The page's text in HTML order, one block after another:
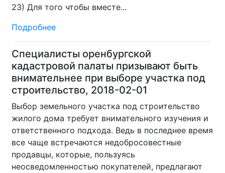
23) Для того чтобы вместе...
Подробнее
Специалисты оренбургской
кадастровой палаты призывают быть
внимательнее при выборе участка под
строительство, 2018-02-01
Выбор земельного участка под строительство
жилого дома требует внимательного изучения и
ответственного подхода. Ведь в последнее время
все чаще встречаются недобросовестные
продавцы, которые, пользуясь
неосведомленностью покупателей, предлагают